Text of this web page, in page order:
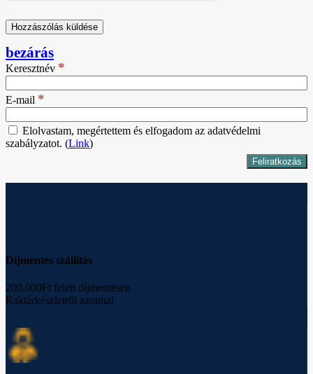
bezárás
Keresztnév *
E-mail *
Elolvastam, megértettem és elfogadom az adatvédelmi
szabályzatot. (Link)
Díjmentes szállítás
200.000Ft felett díjmentesen
Raktárkészletről azonnal